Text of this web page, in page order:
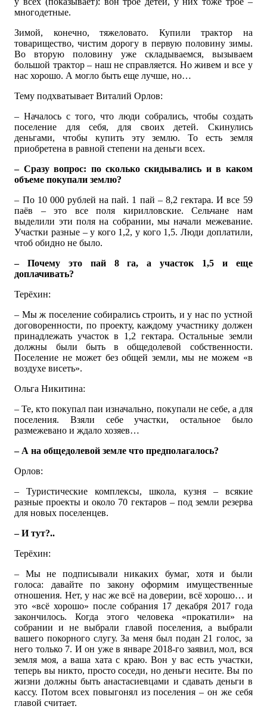
многодетные.
Зимой, конечно, тяжеловато. Купили трактор на
товарищество, чистим дорогу в первую половину зимы.
Во вторую половину уже складываемся, вызываем
большой трактор – наш не справляется. Но живем и все у
нас хорошо. А могло быть еще лучше, но…
Тему подхватывает Виталий Орлов:
– Началось с того, что люди собрались, чтобы создать
поселение для себя, для своих детей. Скинулись
деньгами, чтобы купить эту землю. То есть земля
приобретена в равной степени на деньги всех.
– Сразу вопрос: по сколько скидывались и в каком
объеме покупали землю?
– По 10 000 рублей на пай. 1 пай – 8,2 гектара. И все 59
паёв – это все поля кирилловские. Сельчане нам
выделили эти поля на собрании, мы начали межевание.
Участки разные – у кого 1,2, у кого 1,5. Люди доплатили,
чтоб обидно не было.
– Почему это пай 8 га, а участок 1,5 и еще
доплачивать?
Терёхин:
– Мы ж поселение собирались строить, и у нас по устной
договоренности, по проекту, каждому участнику должен
принадлежать участок в 1,2 гектара. Остальные земли
должны были быть в общедолевой собственности.
Поселение не может без общей земли, мы не можем «в
воздухе висеть».
Ольга Никитина:
– Те, кто покупал паи изначально, покупали не себе, а для
поселения. Взяли себе участки, остальное было
размежевано и ждало хозяев…
– А на общедолевой земле что предполагалось?
Орлов:
– Туристические комплексы, школа, кузня – всякие
разные проекты и около 70 гектаров – под земли резерва
для новых поселенцев.
– И тут?..
Терёхин:
– Мы не подписывали никаких бумаг, хотя и были
голоса: давайте по закону оформим имущественные
отношения. Нет, у нас же всё на доверии, всё хорошо… и
это «всё хорошо» после собрания 17 декабря 2017 года
закончилось. Когда этого человека «прокатили» на
собрании и не выбрали главой поселения, а выбрали
вашего покорного слугу. За меня был подан 21 голос, за
него только 7. И он уже в январе 2018-го заявил, мол, вся
земля моя, а ваша хата с краю. Вон у вас есть участки,
теперь вы никто, просто соседи, но деньги несите. Вы по
жизни должны быть анастасиевцами и сдавать деньги в
кассу. Потом всех повыгонял из поселения – он же себя
главой считает.